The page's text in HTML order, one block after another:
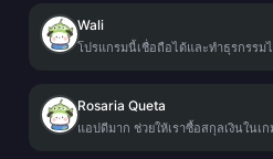
Wali
โปรแกรมนี้เชื่อถือได้และทำธุรกรรม
Rosaria Queta
แอปดีมาก ช่วยให้เราซื้อสกุลเงินในเ